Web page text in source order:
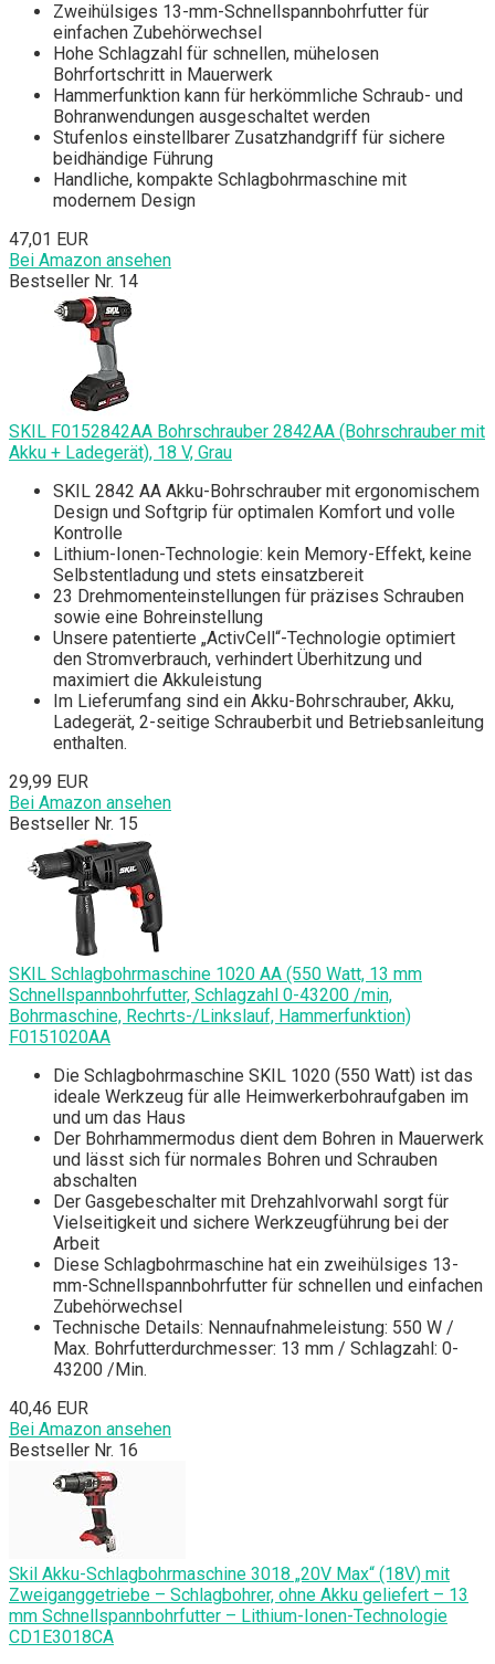
Zweihülsiges 13-mm-Schnellspannbohrfutter für
einfachen Zubehörwechsel
Hohe Schlagzahl für schnellen, mühelosen
Bohrfortschritt in Mauerwerk
Hammerfunktion kann für herkömmliche Schraub- und
Bohranwendungen ausgeschaltet werden
Stufenlos einstellbarer Zusatzhandgriff für sichere
beidhändige Führung
Handliche, kompakte Schlagbohrmaschine mit
modernem Design
47,01 EUR
Bei Amazon ansehen
Bestseller Nr. 14
SKIL F0152842AA Bohrschrauber 2842AA (Bohrschrauber mit
Akku + Ladegerät), 18 V, Grau
SKIL 2842 AA Akku-Bohrschrauber mit ergonomischem
Design und Softgrip für optimalen Komfort und volle
Kontrolle
Lithium-Ionen-Technologie: kein Memory-Effekt, keine
Selbstentladung und stets einsatzbereit
23 Drehmomenteinstellungen für präzises Schrauben
sowie eine Bohreinstellung
Unsere patentierte „ActivCell“-Technologie optimiert
den Stromverbrauch, verhindert Überhitzung und
maximiert die Akkuleistung
Im Lieferumfang sind ein Akku-Bohrschrauber, Akku,
Ladegerät, 2-seitige Schrauberbit und Betriebsanleitung
enthalten.
29,99 EUR
Bei Amazon ansehen
Bestseller Nr. 15
SKIL Schlagbohrmaschine 1020 AA (550 Watt, 13 mm
Schnellspannbohrfutter, Schlagzahl 0-43200 /min,
Bohrmaschine, Rechrts-/Linkslauf, Hammerfunktion)
F0151020AA
Die Schlagbohrmaschine SKIL 1020 (550 Watt) ist das
ideale Werkzeug für alle Heimwerkerbohraufgaben im
und um das Haus
Der Bohrhammermodus dient dem Bohren in Mauerwerk
und lässt sich für normales Bohren und Schrauben
abschalten
Der Gasgebeschalter mit Drehzahlvorwahl sorgt für
Vielseitigkeit und sichere Werkzeugführung bei der
Arbeit
Diese Schlagbohrmaschine hat ein zweihülsiges 13-
mm-Schnellspannbohrfutter für schnellen und einfachen
Zubehörwechsel
Technische Details: Nennaufnahmeleistung: 550 W /
Max. Bohrfutterdurchmesser: 13 mm / Schlagzahl: 0-
43200 /Min.
40,46 EUR
Bei Amazon ansehen
Bestseller Nr. 16
Skil Akku-Schlagbohrmaschine 3018 „20V Max“ (18V) mit
Zweiganggetriebe – Schlagbohrer, ohne Akku geliefert – 13
mm Schnellspannbohrfutter – Lithium-Ionen-Technologie
CD1E3018CA